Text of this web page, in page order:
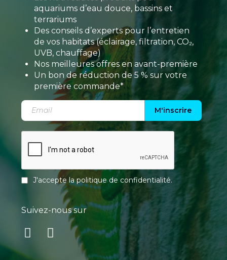
aquariums d’eau douce, bassins et
terrariums
Des conseils d’experts pour l’entretien
de vos habitats (éclairage, filtration, CO₂,
UVB, chauffage)
Nos meilleures offres en avant-première
Un bon de réduction de 5 % sur votre
première commande*
M'inscrire
J'accepte lapolitique de confidentialité.
Suivez-nous sur